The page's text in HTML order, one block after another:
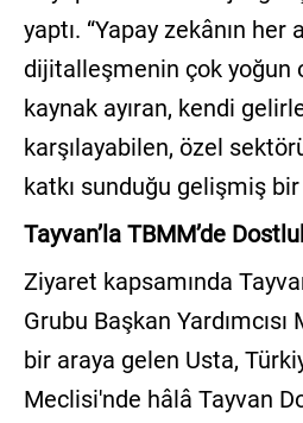
yaptı. “Yapay zekânın her
dijitalleşmenin çok yoğun
kaynak ayıran, kendi
karşılayabilen, özel
katkı sunduğu gelişmiş
Tayvan’la TBMM’de
Ziyaret kapsamında
Grubu Başkan
bir araya gelen Usta,
Meclisi'nde hâlâ Tayvan